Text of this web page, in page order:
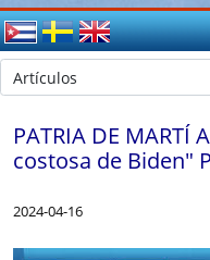
PATRIA DE
costosa de Biden"
2024-04-16